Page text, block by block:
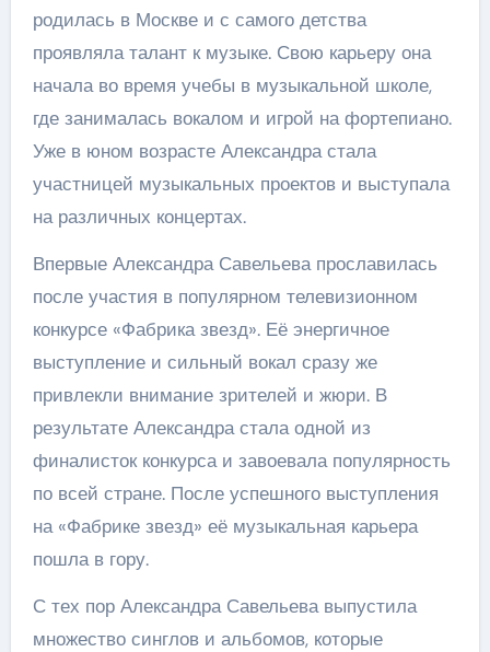
родилась в Москве и с самого детства
проявляла талант к музыке. Свою карьеру она
начала во время учебы в музыкальной школе,
где занималась вокалом и игрой на фортепиано.
Уже в юном возрасте Александра стала
участницей музыкальных проектов и выступала
на различных концертах.
Впервые Александра Савельева прославилась
после участия в популярном телевизионном
конкурсе «Фабрика звезд». Её энергичное
выступление и сильный вокал сразу же
привлекли внимание зрителей и жюри. В
результате Александра стала одной из
финалисток конкурса и завоевала популярность
по всей стране. После успешного выступления
на «Фабрике звезд» её музыкальная карьера
пошла в гору.
С тех пор Александра Савельева выпустила
множество синглов и альбомов, которые